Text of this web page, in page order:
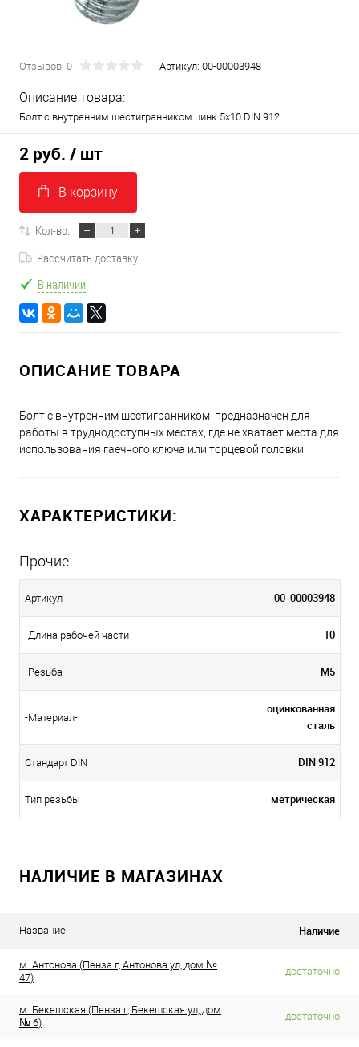
Отзывов: 0 Артикул: 00-00003948
Описание товара:
Болт с внутренним шестигранником цинк 5х10 DIN 912
2 руб. / шт
В корзину
Кол-во:
Рассчитать доставку
В наличии
ОПИСАНИЕ ТОВАРА
Болт с внутренним шестигранником предназначен для
работы в труднодоступных местах, где не хватает места для
использования гаечного ключа или торцевой головки
ХАРАКТЕРИСТИКИ:
Прочие
Артикул 00-00003948
-Длина рабочей части- 10
-Резьба- М5
-Материал-
оцинкованная
сталь
Стандарт DIN DIN 912
Тип резьбы метрическая
НАЛИЧИЕ В МАГАЗИНАХ
Название Наличие
м. Антонова (Пенза г, Антонова ул, дом №
47)
достаточно
м. Бекешская (Пенза г, Бекешская ул, дом
№ 6)
достаточно